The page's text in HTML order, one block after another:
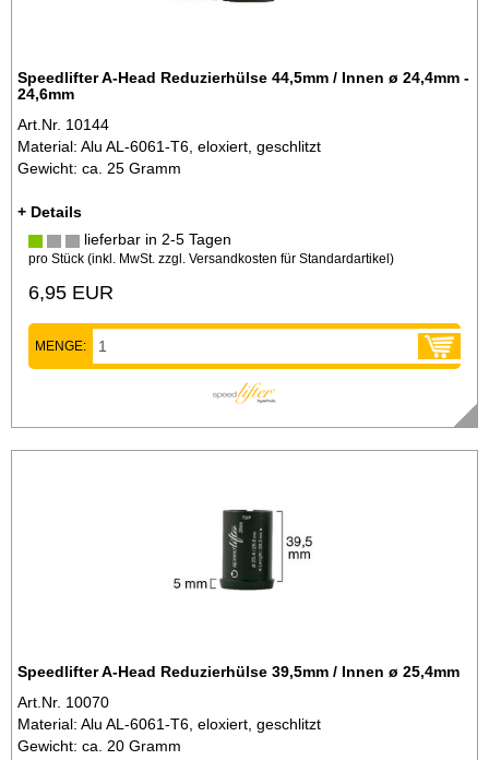
Speedlifter A-Head Reduzierhülse 44,5mm / Innen ø 24,4mm -
24,6mm
Art.Nr. 10144
Material: Alu AL-6061-T6, eloxiert, geschlitzt
Gewicht: ca. 25 Gramm
+ Details
lieferbar in 2-5 Tagen
pro Stück (inkl. MwSt. zzgl. Versandkosten für Standardartikel )
6,95 EUR
MENGE:
Speedlifter A-Head Reduzierhülse 39,5mm / Innen ø 25,4mm
Art.Nr. 10070
Material: Alu AL-6061-T6, eloxiert, geschlitzt
Gewicht: ca. 20 Gramm